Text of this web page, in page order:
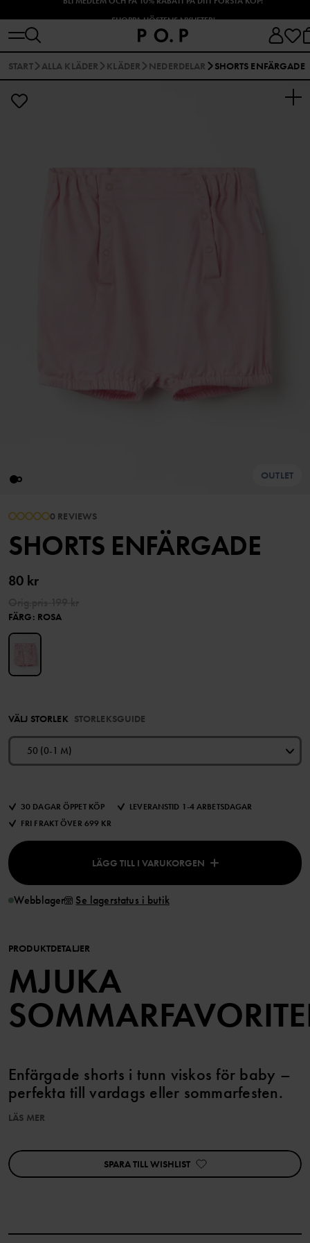
START ALLA KLÄDER KLÄDER NEDERDELAR SHORTS ENFÄRGADE
OUTLET
0 REVIEWS
SHORTS ENFÄRGADE
80 kr
FÄRG: ROSA
VÄLJ STORLEK STORLEKSGUIDE
50 (0-1 M)
30 DAGAR ÖPPET KÖP
LEVERANSTID 1-4 ARBETSDAGAR
FRI FRAKT ÖVER 699 KR
LÄGG TILL I VARUKORGEN
Webblager Se lagerstatus i butik
PRODUKTDETALJER
MJUKA
Enfärgade shorts i tunn viskos för baby –
perfekta till vardags eller sommarfesten.
Produktsäkerhet:
LÄS MER
SPARA TILL WISHLIST